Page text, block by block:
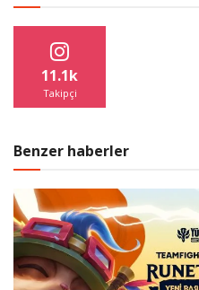
11.1k
Takipçi
Benzer haberler